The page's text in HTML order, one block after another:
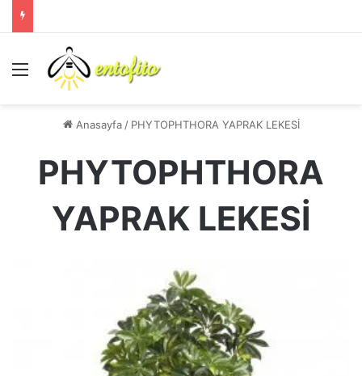
Menü
Anasayfa / PHYTOPHTHORA YAPRAK LEKESİ
PHYTOPHTHORA
YAPRAK LEKESİ